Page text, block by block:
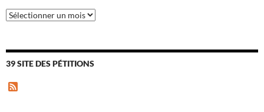
Archives
39 SITE DES PÉTITIONS